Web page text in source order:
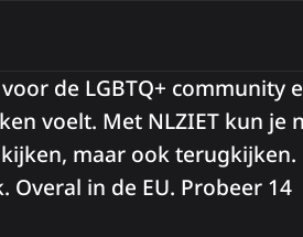
de LGBTQ+ community
voelt. Met NLZIET kun je
maar ook terugkijken.
in de EU. Probeer 14